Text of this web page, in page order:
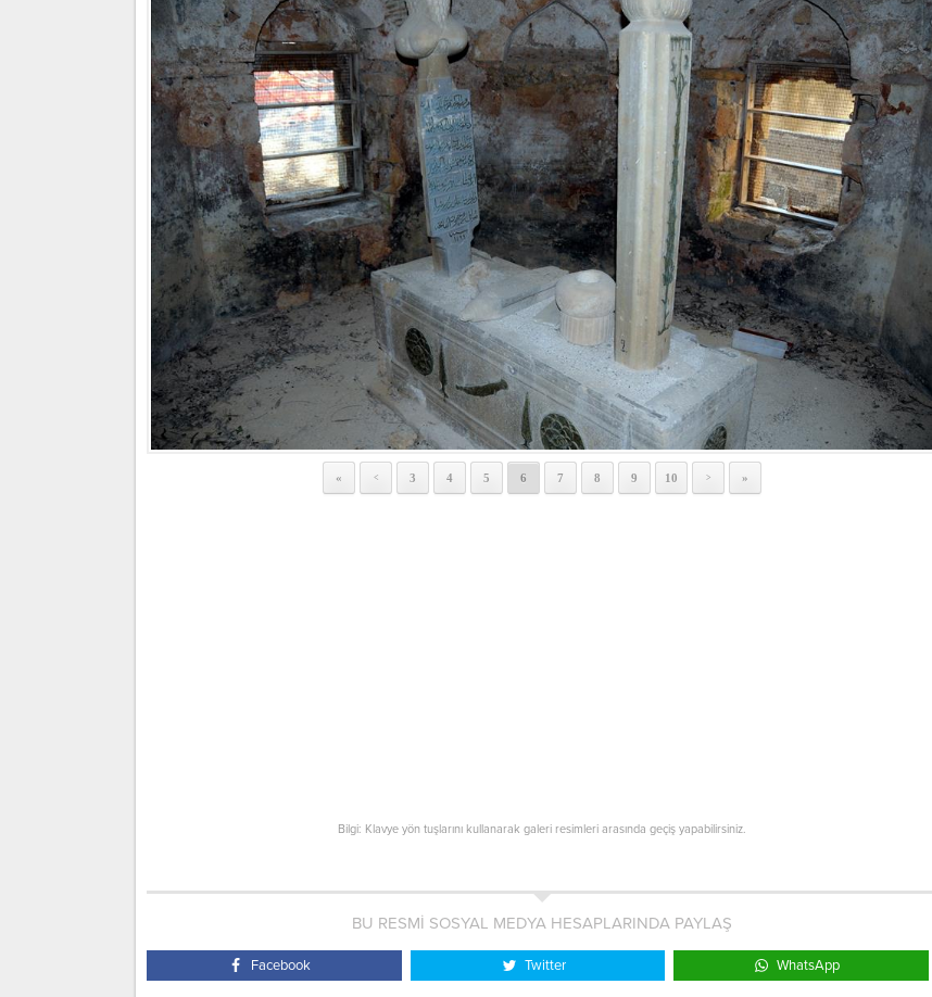
« < 3 4 5 6 7 8 9 10 > »
Bilgi: Klavye yön tuşlarını kullanarak galeri resimleri arasında geçiş yapabilirsiniz.
BU RESMİ SOSYAL MEDYA HESAPLARINDA PAYLAŞ
Facebook Twitter WhatsApp